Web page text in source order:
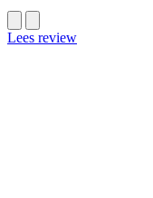
Lees review